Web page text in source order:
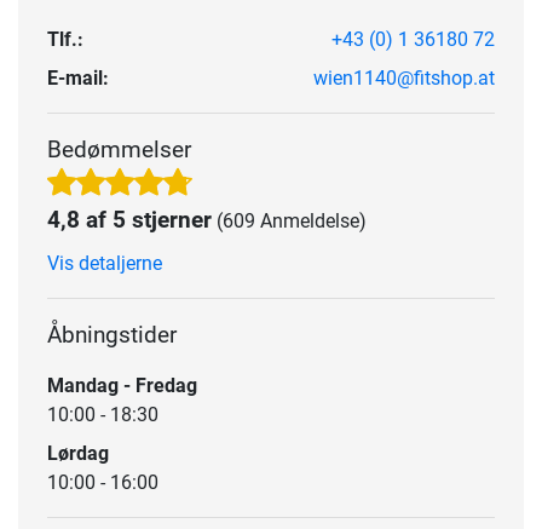
Tlf.:
+43 (0) 1 36180 72
E-mail:
wien1140@fitshop.at
Bedømmelser
4,8 af 5 stjerner (609 Anmeldelse)
Vis detaljerne
Åbningstider
Mandag - Fredag
10:00 - 18:30
Lørdag
10:00 - 16:00